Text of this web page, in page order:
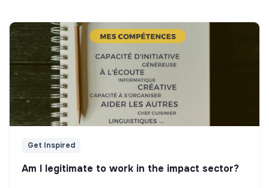
Get Inspired
Am I legitimate to work in the impact sector?